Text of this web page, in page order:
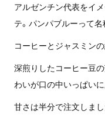
アルゼンチン代表をイ
テ。パンパブルーって名
コーヒーとジャスミン
深煎りしたコーヒー豆
わいが口の中いっぱいに
甘さは半分で注文しまし